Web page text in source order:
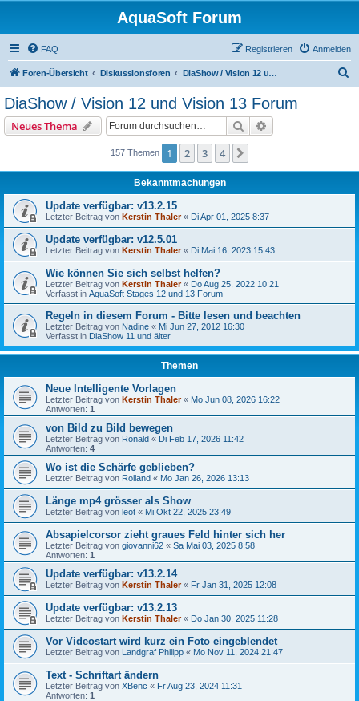
AquaSoft Forum
FAQ Anmelden
Registrieren
Foren-Übersicht Diskussionsforen DiaShow / Vision 12 und Vision 13 Forum
DiaShow / Vision 12 und Vision 13 Forum
Neues Thema Suche
157 Themen 1 2 3 4
Bekanntmachungen
Update verfügbar: v13.2.15
Letzter Beitrag von Kerstin Thaler« Di Apr 01, 2025 8:37
Update verfügbar: v12.5.01
Letzter Beitrag von Kerstin Thaler« Di Mai 16, 2023 15:43
Wie können Sie sich selbst helfen?
Letzter Beitrag von Kerstin Thaler« Do Aug 25, 2022 10:21
Verfasst in AquaSoft Stages 12 und 13 Forum
Regeln in diesem Forum - Bitte lesen und beachten
Letzter Beitrag von Nadine « Mi Jun 27, 2012 16:30
Verfasst in DiaShow 11 und älter
Themen
Neue Intelligente Vorlagen
Letzter Beitrag von Kerstin Thaler« Mo Jun 08, 2026 16:22
Antworten: 1
von Bild zu Bild bewegen
Letzter Beitrag von Ronald « Di Feb 17, 2026 11:42
Antworten: 4
Wo ist die Schärfe geblieben?
Letzter Beitrag von Rolland « Mo Jan 26, 2026 13:13
Länge mp4 grösser als Show
Letzter Beitrag von leot « Mi Okt 22, 2025 23:49
Absapielcorsor zieht graues Feld hinter sich her
Letzter Beitrag von giovanni62 « Sa Mai 03, 2025 8:58
Antworten: 1
Update verfügbar: v13.2.14
Letzter Beitrag von Kerstin Thaler« Fr Jan 31, 2025 12:08
Update verfügbar: v13.2.13
Letzter Beitrag von Kerstin Thaler« Do Jan 30, 2025 11:28
Vor Videostart wird kurz ein Foto eingeblendet
Letzter Beitrag von Landgraf Philipp « Mo Nov 11, 2024 21:47
Text - Schriftart ändern
Letzter Beitrag von XBenc « Fr Aug 23, 2024 11:31
Antworten: 1